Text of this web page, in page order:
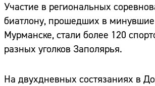
Участие в региональных
биатлону, прошедших в
Мурманске, стали более 120
разных уголков Заполярья.
На двухдневных состязаниях в